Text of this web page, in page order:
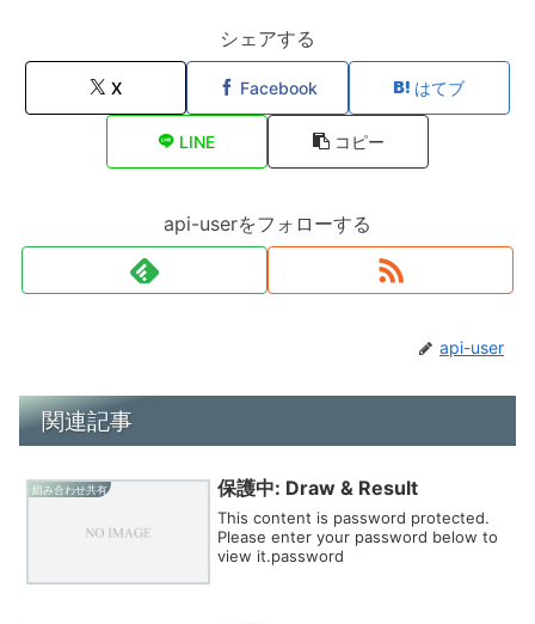
シェアする
X Facebook はてブ
LINE コピー
api-userをフォローする
api-user
関連記事
組み合わせ共有 保護中: Draw & Result
This content is password protected.
Please enter your password below to
view it.password